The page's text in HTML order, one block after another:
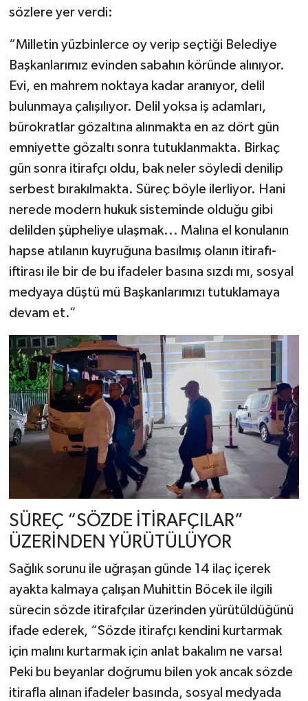
sözlere yer verdi:
“Milletin yüzbinlerce oy verip seçtiği Belediye
Başkanlarımız evinden sabahın köründe alınıyor.
Evi, en mahrem noktaya kadar aranıyor, delil
bulunmaya çalışılıyor. Delil yoksa iş adamları,
bürokratlar gözaltına alınmakta en az dört gün
emniyette gözaltı sonra tutuklanmakta. Birkaç
gün sonra itirafçı oldu, bak neler söyledi denilip
serbest bırakılmakta. Süreç böyle ilerliyor. Hani
nerede modern hukuk sisteminde olduğu gibi
delilden şüpheliye ulaşmak... Malına el konulanın
hapse atılanın kuyruğuna basılmış olanın itirafı-
iftirası ile bir de bu ifadeler basına sızdı mı, sosyal
medyaya düştü mü Başkanlarımızı tutuklamaya
devam et.”
SÜREÇ “SÖZDE İTİRAFÇILAR”
ÜZERİNDEN YÜRÜTÜLÜYOR
Sağlık sorunu ile uğraşan günde 14 ilaç içerek
ayakta kalmaya çalışan Muhittin Böcek ile ilgili
sürecin sözde itirafçılar üzerinden yürütüldüğünü
ifade ederek, “Sözde itirafçı kendini kurtarmak
için malını kurtarmak için anlat bakalım ne varsa!
Peki bu beyanlar doğrumu bilen yok ancak sözde
itirafla alınan ifadeler basında, sosyal medyada